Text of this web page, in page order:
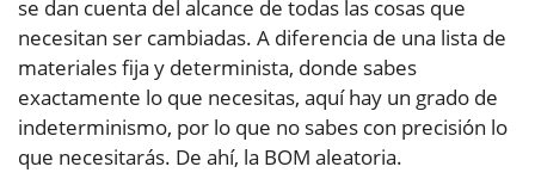
se dan cuenta del alcance de todas las cosas que
necesitan ser cambiadas. A diferencia de una lista de
materiales fija y determinista, donde sabes
exactamente lo que necesitas, aquí hay un grado de
indeterminismo, por lo que no sabes con precisión lo
que necesitarás. De ahí, la BOM aleatoria.